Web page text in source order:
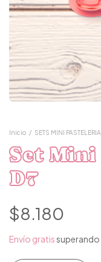
Inicio / SETS MINI PASTELERIA
Set Mini
D7
$8.180
Envío gratissuperando